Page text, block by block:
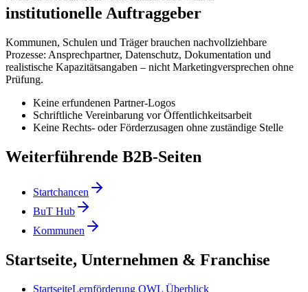
institutionelle Auftraggeber
Kommunen, Schulen und Träger brauchen nachvollziehbare
Prozesse: Ansprechpartner, Datenschutz, Dokumentation und
realistische Kapazitätsangaben – nicht Marketingversprechen ohne
Prüfung.
Keine erfundenen Partner-Logos
Schriftliche Vereinbarung vor Öffentlichkeitsarbeit
Keine Rechts- oder Förderzusagen ohne zuständige Stelle
Weiterführende B2B-Seiten
Startchancen
BuT Hub
Kommunen
Startseite, Unternehmen & Franchise
StartseiteLernförderung OWL Überblick